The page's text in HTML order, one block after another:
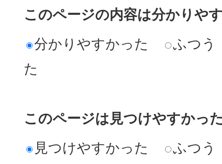
このページの内容は分かりや
分かりやすかった
ふつう
た
このページは見つけやすかっ
見つけやすかった
ふつう